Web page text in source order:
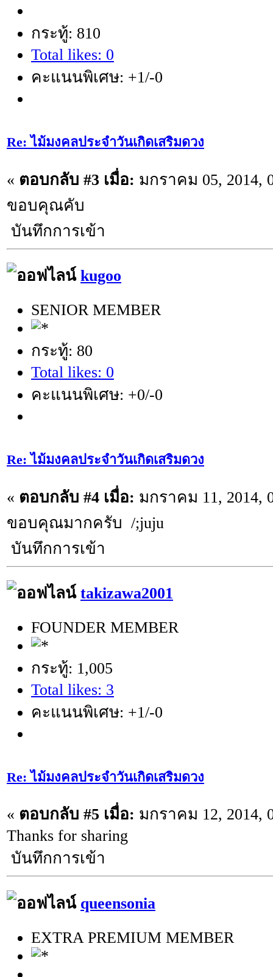
กระทู้: 810
Total likes: 0
คะแนนพิเศษ: +1/-0
Re: ไม้มงคลประจำวันเกิดเสริมดวง
« ตอบกลับ #3 เมื่อ: มกราคม 05, 2014,
ขอบคุณคับ
บันทึกการเข้า
kugoo
SENIOR MEMBER
กระทู้: 80
Total likes: 0
คะแนนพิเศษ: +0/-0
Re: ไม้มงคลประจำวันเกิดเสริมดวง
« ตอบกลับ #4 เมื่อ: มกราคม 11, 2014,
ขอบคุณมากครับ /;juju
บันทึกการเข้า
takizawa2001
FOUNDER MEMBER
กระทู้: 1,005
Total likes: 3
คะแนนพิเศษ: +1/-0
Re: ไม้มงคลประจำวันเกิดเสริมดวง
« ตอบกลับ #5 เมื่อ: มกราคม 12, 2014,
Thanks for sharing
บันทึกการเข้า
queensonia
EXTRA PREMIUM MEMBER